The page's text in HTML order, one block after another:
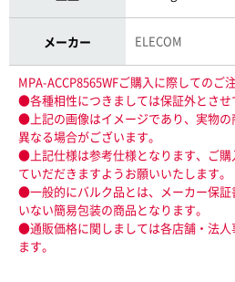
メーカー ELECOM
MPA-ACCP8565WFご購入に際してのご
●各種相性につきましては保証外とさせ
●上記の画像はイメージであり、実物の
異なる場合がございます。
●上記仕様は参考仕様となります、ご
ていだだきますようお願いいたします。
●一般的にバルク品とは、メーカー保
いない簡易包装の商品となります。
●通販価格に関しましては各店舗・法
ます。